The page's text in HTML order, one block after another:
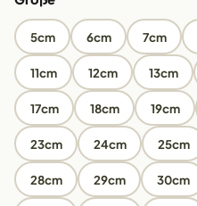
5cm 6cm 7cm
11cm 12cm 13cm
17cm 18cm 19cm
23cm 24cm 25cm
28cm 29cm 30cm